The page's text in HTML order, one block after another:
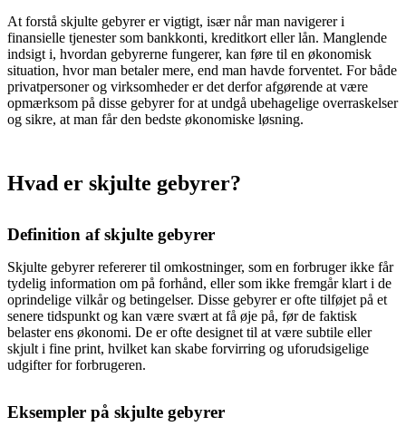
At forstå skjulte gebyrer er vigtigt, især når man navigerer i
finansielle tjenester som bankkonti, kreditkort eller lån. Manglende
indsigt i, hvordan gebyrerne fungerer, kan føre til en økonomisk
situation, hvor man betaler mere, end man havde forventet. For både
privatpersoner og virksomheder er det derfor afgørende at være
opmærksom på disse gebyrer for at undgå ubehagelige overraskelser
og sikre, at man får den bedste økonomiske løsning.
Hvad er skjulte gebyrer?
Definition af skjulte gebyrer
Skjulte gebyrer refererer til omkostninger, som en forbruger ikke får
tydelig information om på forhånd, eller som ikke fremgår klart i de
oprindelige vilkår og betingelser. Disse gebyrer er ofte tilføjet på et
senere tidspunkt og kan være svært at få øje på, før de faktisk
belaster ens økonomi. De er ofte designet til at være subtile eller
skjult i fine print, hvilket kan skabe forvirring og uforudsigelige
udgifter for forbrugeren.
Eksempler på skjulte gebyrer